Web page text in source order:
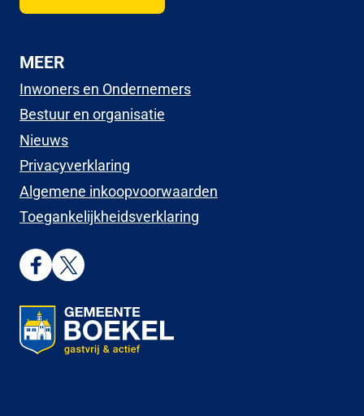
MEER
Inwoners en Ondernemers
Bestuur en organisatie
Nieuws
Privacyverklaring
Algemene inkoopvoorwaarden
Toegankelijkheidsverklaring